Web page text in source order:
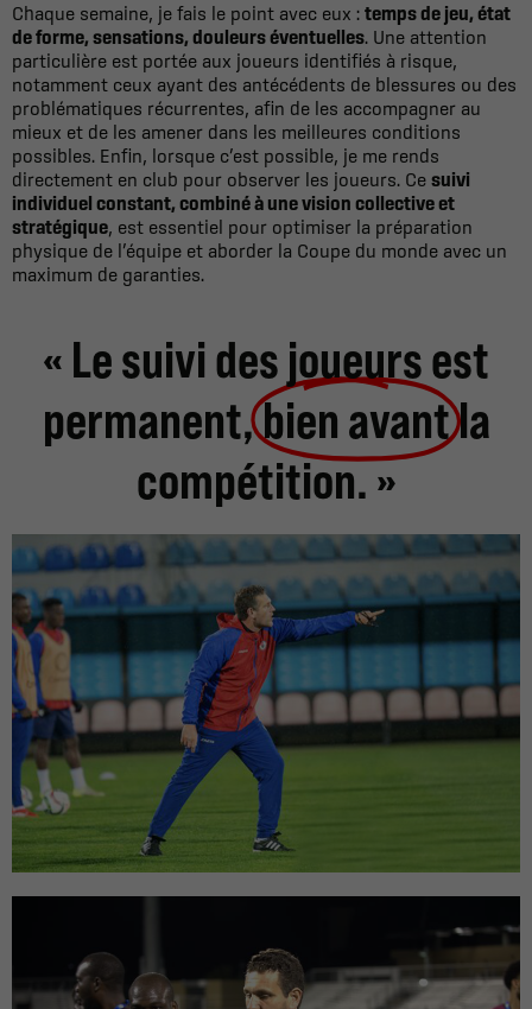
Chaque semaine, je fais le point avec eux : temps de jeu, état
de forme, sensations, douleurs éventuelles. Une attention
particulière est portée aux joueurs identifiés à risque,
notamment ceux ayant des antécédents de blessures ou des
problématiques récurrentes, afin de les accompagner au
mieux et de les amener dans les meilleures conditions
possibles. Enfin, lorsque c’est possible, je me rends
directement en club pour observer les joueurs. Ce suivi
individuel constant, combiné à une vision collective et
stratégique, est essentiel pour optimiser la préparation
physique de l’équipe et aborder la Coupe du monde avec un
maximum de garanties.
« Le suivi des joueurs est
permanent,bien avantla
compétition. »